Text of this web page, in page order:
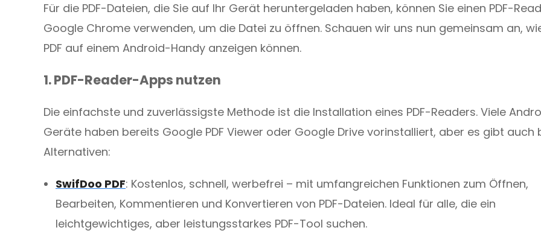
Für die PDF-Dateien, die Sie auf Ihr Gerät heruntergeladen haben, können Sie einen PDF-
Google Chrome verwenden, um die Datei zu öffnen. Schauen wir uns nun gemeinsam an,
PDF auf einem Android-Handy anzeigen können.
1. PDF-Reader-Apps nutzen
Die einfachste und zuverlässigste Methode ist die Installation eines PDF-Readers. Viele
Geräte haben bereits Google PDF Viewer oder Google Drive vorinstalliert, aber es gibt auch
Alternativen:
SwifDoo PDF: Kostenlos, schnell, werbefrei – mit umfangreichen Funktionen zum Öffnen,
Bearbeiten, Kommentieren und Konvertieren von PDF-Dateien. Ideal für alle, die ein
leichtgewichtiges, aber leistungsstarkes PDF-Tool suchen.